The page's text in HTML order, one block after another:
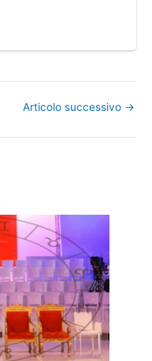
Articolo successivo →